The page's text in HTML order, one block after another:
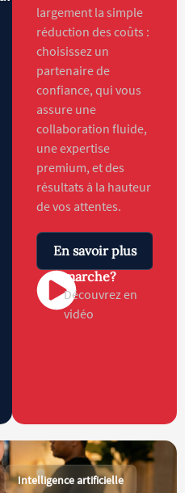
Intelligence artificielle
largement la simple
réduction des coûts :
choisissez un
partenaire de
confiance, qui vous
assure une
collaboration fluide,
une expertise
premium, et des
résultats à la hauteur
de vos attentes.
En savoir plus
Comment ça
marche?
Découvrez en
vidéo